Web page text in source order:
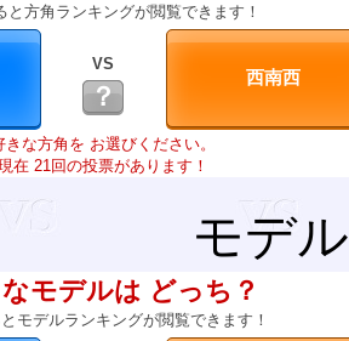
と方角ランキングが閲覧できます！
VS
？
きな方角を お選びください。
在 21回の投票があります！
モデ
モデルは どっち？
モデルランキングが閲覧できます！